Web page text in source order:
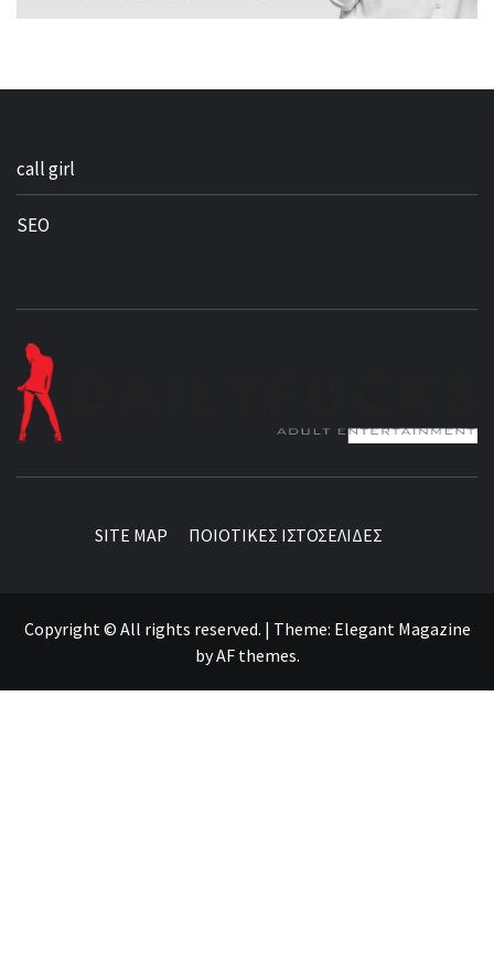
call girl
SEO
SITE MAP ΠΟΙΟΤΙΚΕΣ ΙΣΤΟΣΕΛΙΔΕΣ
Copyright © All rights reserved. | Theme: Elegant Magazine
byAF themes.